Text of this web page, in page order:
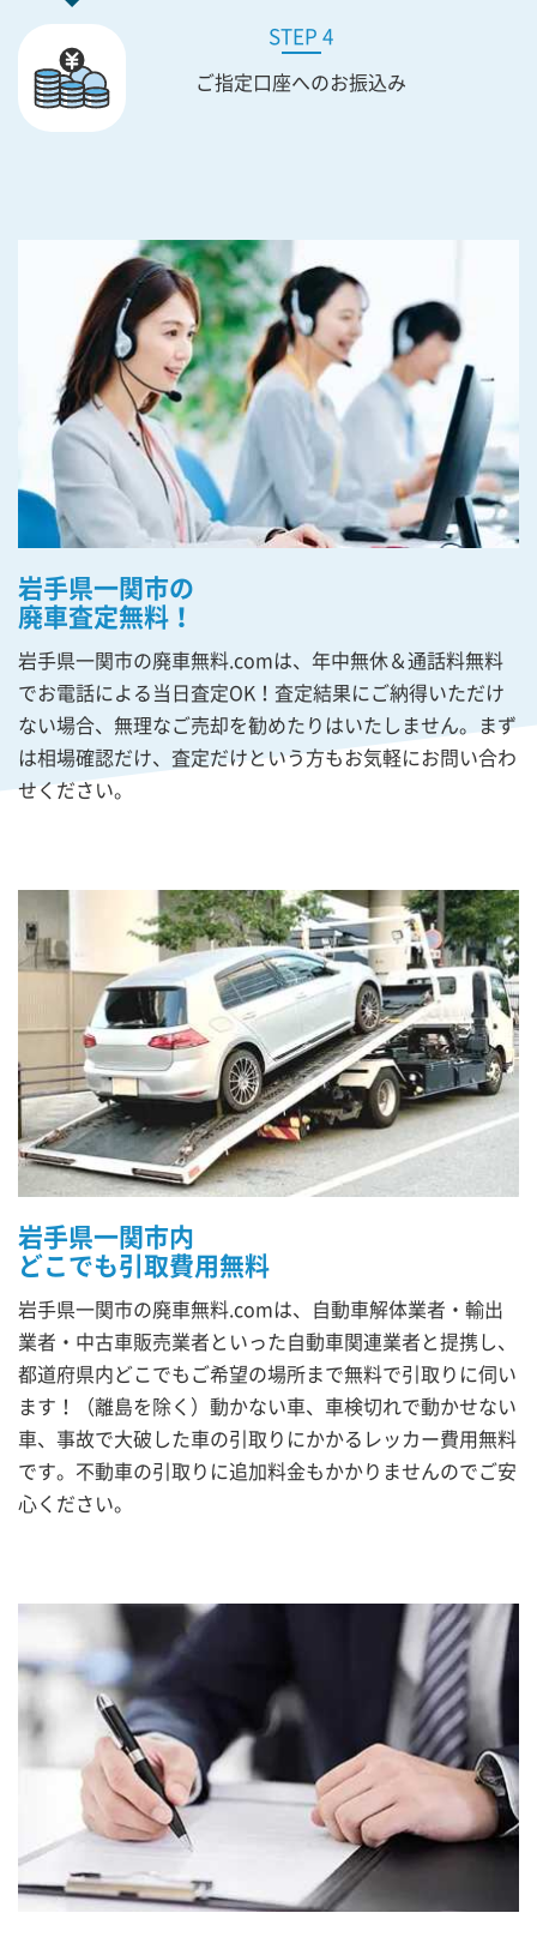
STEP 4
ご指定口座へのお振込み
岩手県一関市の
廃車査定無料！
岩手県一関市の廃車無料.comは、年中無休＆通話料無料
でお電話による当日査定OK！査定結果にご納得いただけ
ない場合、無理なご売却を勧めたりはいたしません。まず
は相場確認だけ、査定だけという方もお気軽にお問い合わ
せください。
岩手県一関市内
どこでも引取費用無料
岩手県一関市の廃車無料.comは、自動車解体業者・輸出
業者・中古車販売業者といった自動車関連業者と提携し、
都道府県内どこでもご希望の場所まで無料で引取りに伺い
ます！（離島を除く）動かない車、車検切れで動かせない
車、事故で大破した車の引取りにかかるレッカー費用無料
です。不動車の引取りに追加料金もかかりませんのでご安
心ください。